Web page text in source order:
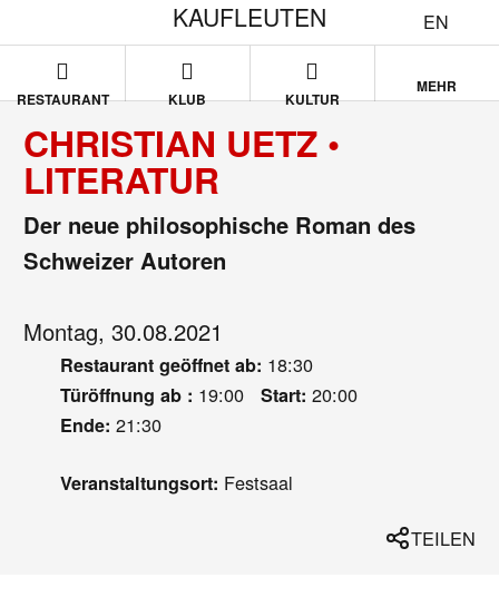
EN
KAUFLEUTEN
RESTAURANT KLUB KULTUR
MEHR
CHRISTIAN UETZ •
LITERATUR
Der neue philosophische Roman des
Schweizer Autoren
Montag, 30.08.2021
Restaurant geöffnet ab: 18:30
Türöffnung ab : 19:00 Start: 20:00
Ende: 21:30
Veranstaltungsort: Festsaal
TEILEN